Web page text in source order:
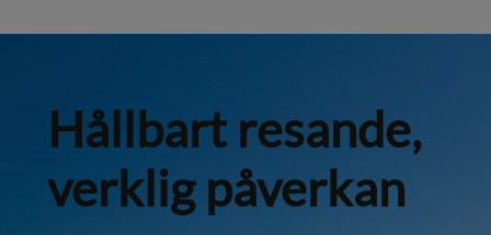
Hållbart resande,
verklig påverkan